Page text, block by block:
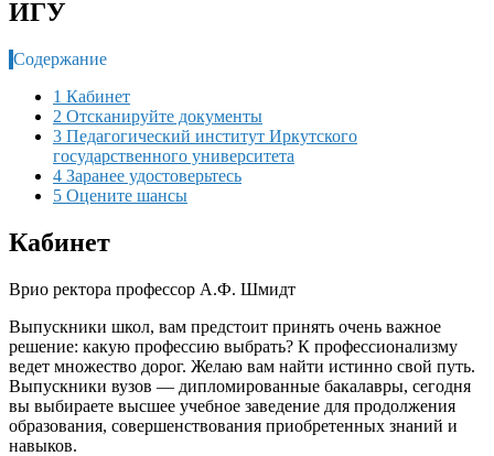
ИГУ
Содержание
1 Кабинет
2 Отсканируйте документы
3 Педагогический институт Иркутского
государственного университета
4 Заранее удостоверьтесь
5 Оцените шансы
Кабинет
Врио ректора профессор А.Ф. Шмидт
Выпускники школ, вам предстоит принять очень важное
решение: какую профессию выбрать? К профессионализму
ведет множество дорог. Желаю вам найти истинно свой путь.
Выпускники вузов — дипломированные бакалавры, сегодня
вы выбираете высшее учебное заведение для продолжения
образования, совершенствования приобретенных знаний и
навыков.